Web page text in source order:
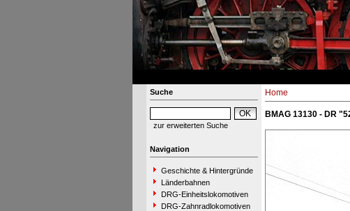
Suche
zur erweiterten Suche
Navigation
Geschichte & Hintergründe
Länderbahnen
DRG-Einheitslokomotiven
DRG-Zahnradlokomotiven
Home
BMAG 13130 - DR